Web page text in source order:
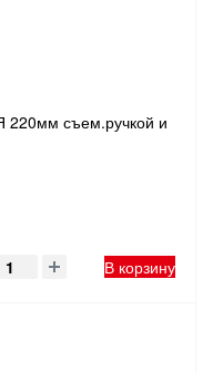
220мм съем.ручкой и
В корзину